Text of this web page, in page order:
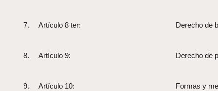
7. Artículo 8 ter: Derecho de
8. Artículo 9: Derecho de
9. Artículo 10: Formas y